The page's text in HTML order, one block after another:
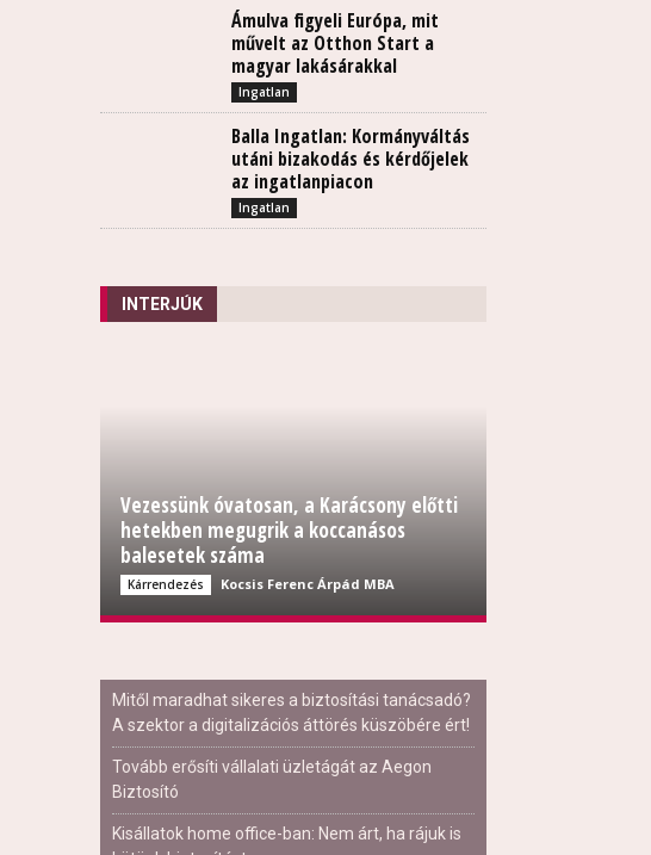
Ámulva figyeli Európa, mit
művelt az Otthon Start a
magyar lakásárakkal
Ingatlan
Balla Ingatlan: Kormányváltás
utáni bizakodás és kérdőjelek
az ingatlanpiacon
Ingatlan
INTERJÚK
Vezessünk óvatosan, a Karácsony előtti
hetekben megugrik a koccanásos
balesetek száma
Kárrendezés Kocsis Ferenc Árpád MBA
Mitől maradhat sikeres a biztosítási tanácsadó?
A szektor a digitalizációs áttörés küszöbére ért!
Tovább erősíti vállalati üzletágát az Aegon
Biztosító
Kisállatok home office-ban: Nem árt, ha rájuk is